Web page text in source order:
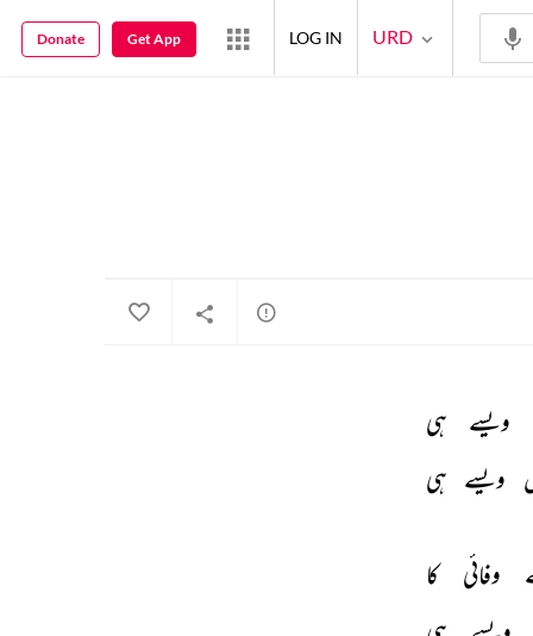
ویسے
ہی
ویسے ہی
وفائی
کا
URD
LOG IN
Get App
Donate